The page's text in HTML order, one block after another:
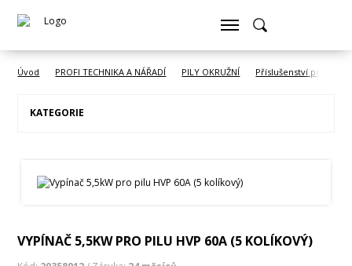
Úvod PROFI TECHNIKA A NÁŘADÍ PILY OKRUŽNÍ Příslušenství pro pilu
KATEGORIE
VYPÍNAČ 5,5KW PRO PILU HVP 60A (5 KOLÍKOVÝ)